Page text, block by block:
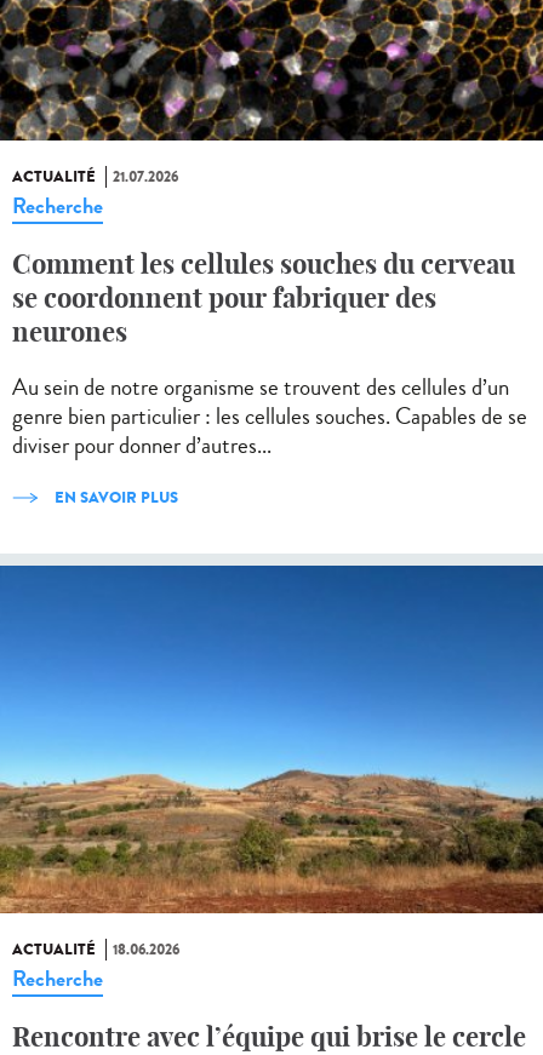
ACTUALITÉ 21.07.2026
Recherche
Comment les cellules souches du cerveau
se coordonnent pour fabriquer des
neurones
Au sein de notre organisme se trouvent des cellules d’un
genre bien particulier : les cellules souches. Capables de se
diviser pour donner d’autres...
EN SAVOIR PLUS
ACTUALITÉ 18.06.2026
Recherche
Rencontre avec l’équipe qui brise le cercle